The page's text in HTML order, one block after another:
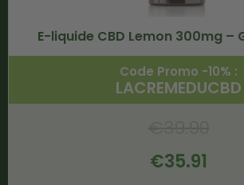
E-liquide CBD Lemon 300mg –
Code Promo -10% :
LACREMEDUCBD
€35.91